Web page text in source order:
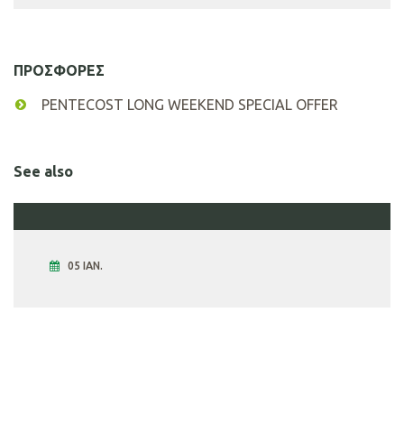
ΠΡΟΣΦΟΡΕΣ
PENTECOST LONG WEEKEND SPECIAL OFFER
See also
05 ΙΑΝ.